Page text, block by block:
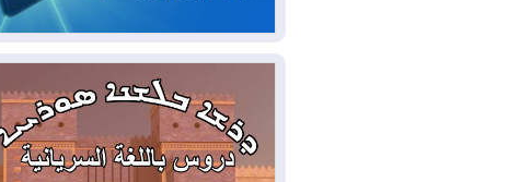
لمدة عام.. بدء توريد 100
مليون قدم مكعب يومياً من غاز كورمور في
إقليم كوردستان إلى وزارة الكهرباء العراقية
2026-08-05
15كارثة بيئية ومناخية ترسم
ملامح أخطر التحديات التي تواجه العراق
اليوم